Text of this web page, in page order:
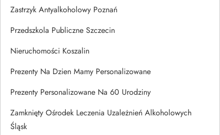
Zastrzyk Antyalkoholowy Poznań
Przedszkola Publiczne Szczecin
Nieruchomości Koszalin
Prezenty Na Dzien Mamy Personalizowane
Prezenty Personalizowane Na 60 Urodziny
Zamknięty Ośrodek Leczenia Uzależnień Alkoholowych
Śląsk